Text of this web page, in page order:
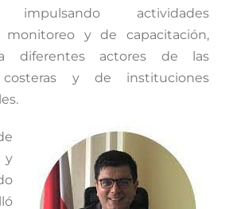
impulsando actividades
monitoreo y de capacitación,
a diferentes actores de las
costeras y de instituciones